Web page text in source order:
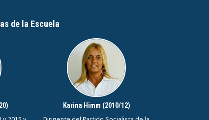
de la Escuela
Karina Himm (2010/12)